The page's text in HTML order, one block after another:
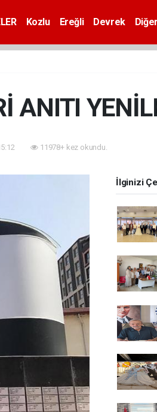
Kozlu Ereğli Devrek Diğer
ANITI
11978+ kez okundu.
İlginizi